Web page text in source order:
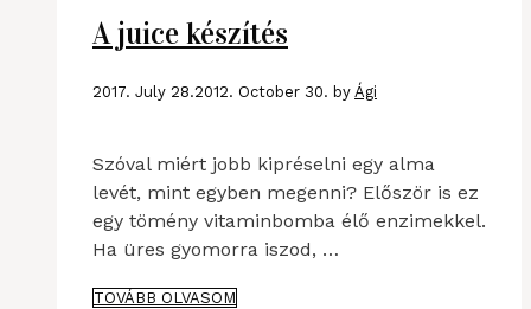
A juice készítés
2017. July 28.2012. October 30. by Ági
Szóval miért jobb kipréselni egy alma
levét, mint egyben megenni? Először is ez
egy tömény vitaminbomba élő enzimekkel.
Ha üres gyomorra iszod, …
TOVÁBB OLVASOM